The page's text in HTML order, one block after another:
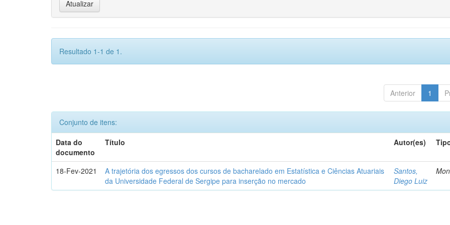
Resultado 1-1 de 1.
Anterior 1
Conjunto de itens:
Data do
documento
Título Autor(es)
18-Fev-2021
A trajetória dos egressos dos cursos de bacharelado em Estatística e Ciências Atuariais
da Universidade Federal de Sergipe para inserção no mercado
Santos,
Diego Luiz